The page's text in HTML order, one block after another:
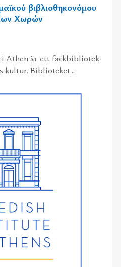
βιβλιοθηκονόμου
Χωρών
Athen är ett fackbibliotek
kultur. Biblioteket...